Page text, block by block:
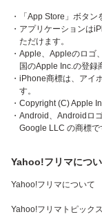
・「App Store」ボタン
・アプリケーションは
ただけます。
・Apple、Appleのロゴ
国のApple Inc.の登録
・iPhone商標は、アイ
す。
・Copyright (C) Apple
・Android、Androidロ
Google LLC の商標で
Yahoo!フリマにつ
Yahoo!フリマについて
Yahoo!フリマトピックス